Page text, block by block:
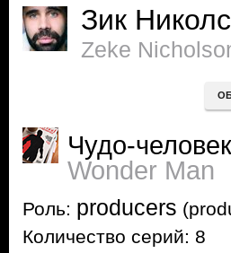
Зик
Zeke
Чудо-человек
Wonder Man
Роль: producers
Количество серий: 8